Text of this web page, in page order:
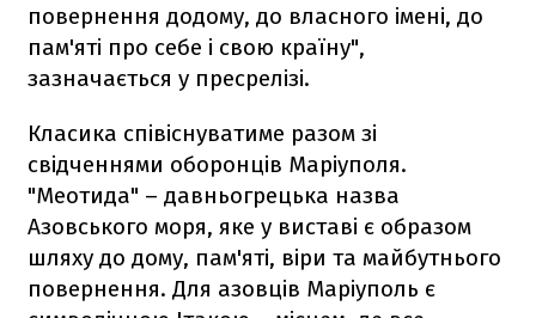
повернення додому, до власного імені, до
пам'яті про себе і свою країну",
зазначається у пресрелізі.
Класика співіснуватиме разом зі
свідченнями оборонців Маріуполя.
"Меотида" – давньогрецька назва
Азовського моря, яке у виставі є образом
шляху до дому, пам'яті, віри та майбутнього
повернення. Для азовців Маріуполь є